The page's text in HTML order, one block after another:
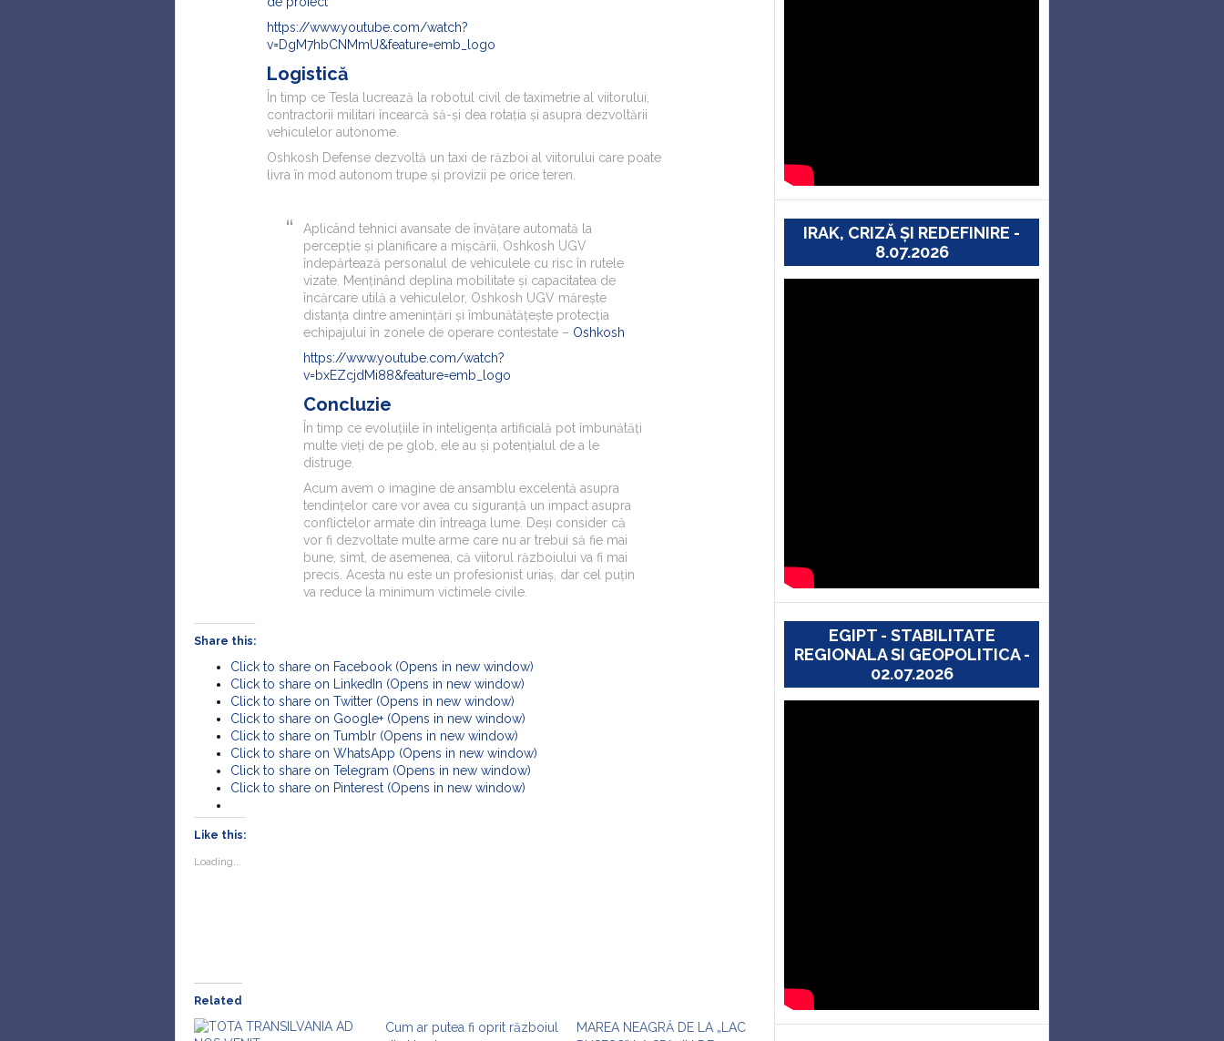
https://www.youtube.com/watch?
v=DgM7hbCNMmU&feature=emb_logo
Logistică
În timp ce Tesla lucrează la robotul civil de taximetrie al viitorului,
contractorii militari încearcă să-și dea rotația și asupra dezvoltării
vehiculelor autonome.
Oshkosh Defense dezvoltă un taxi de război al viitorului care poate
livra în mod autonom trupe și provizii pe orice teren.
Aplicând tehnici avansate de învățare automată la
percepție și planificare a mișcării, Oshkosh UGV
îndepărtează personalul de vehiculele cu risc în rutele
vizate. Menținând deplina mobilitate și capacitatea de
încărcare utilă a vehiculelor, Oshkosh UGV mărește
distanța dintre amenințări și îmbunătățește protecția
echipajului în zonele de operare contestate – Oshkosh
https://www.youtube.com/watch?
v=bxEZcjdMi88&feature=emb_logo
Concluzie
În timp ce evoluțiile în inteligența artificială pot îmbunătăți
multe vieți de pe glob, ele au și potențialul de a le
distruge.
Acum avem o imagine de ansamblu excelentă asupra
tendințelor care vor avea cu siguranță un impact asupra
conflictelor armate din întreaga lume. Deși consider că
vor fi dezvoltate multe arme care nu ar trebui să fie mai
bune, simt, de asemenea, că viitorul războiului va fi mai
precis. Acesta nu este un profesionist uriaș, dar cel puțin
va reduce la minimum victimele civile.
Share this:
Click to share on Facebook (Opens in new window)
Click to share on LinkedIn (Opens in new window)
Click to share on Twitter (Opens in new window)
Click to share on Google+ (Opens in new window)
Click to share on Tumblr (Opens in new window)
Click to share on WhatsApp (Opens in new window)
Click to share on Telegram (Opens in new window)
Click to share on Pinterest (Opens in new window)
Like this:
Loading...
Related
Cum ar putea fi oprit războiul
MAREA NEAGRĂ DE LA „LAC
IRAK, CRIZĂ ȘI REDEFINIRE -
8.07.2026
EGIPT - STABILITATE
REGIONALA SI GEOPOLITICA -
02.07.2026